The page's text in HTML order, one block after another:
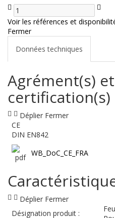
Voir les références et
Fermer
Données techniques
Agrément(s) et
certification(s)
Déplier Fermer
CE
DIN EN842
WB_DoC_CE_FRA
Déplier Fermer
Désignation produit :